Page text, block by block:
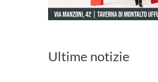
Ultime notizie